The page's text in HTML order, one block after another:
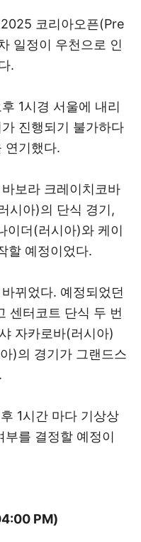
코리아오픈(Pre
일정이 우천으로 인
.
1시경 서울에 내리
진행되기 불가하다
연기했다.
보라 크레이치코바
시아)의 단식 경기,
이더(러시아)와 케이
할 예정이었다.
뀌었다. 예정되었던
센터코트 단식 두 번
자카로바(러시아)
)의 경기가 그랜드스
1시간 마다 기상상
를 결정할 예정이
PM)